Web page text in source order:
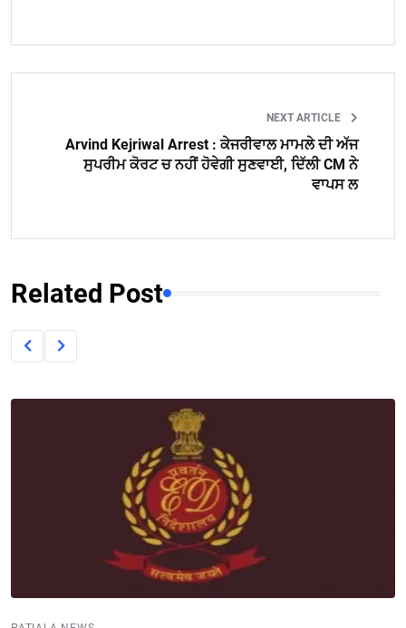
NEXT ARTICLE
Arvind Kejriwal Arrest : ਕੇਜਰੀਵਾਲ ਮਾਮਲੇ ਦੀ ਅੱਜ
ਸੁਪਰੀਮ ਕੋਰਟ ਚ ਨਹੀਂ ਹੋਵੇਗੀ ਸੁਣਵਾਈ, ਦਿੱਲੀ CM ਨੇ
ਵਾਪਸ ਲ
Related Post